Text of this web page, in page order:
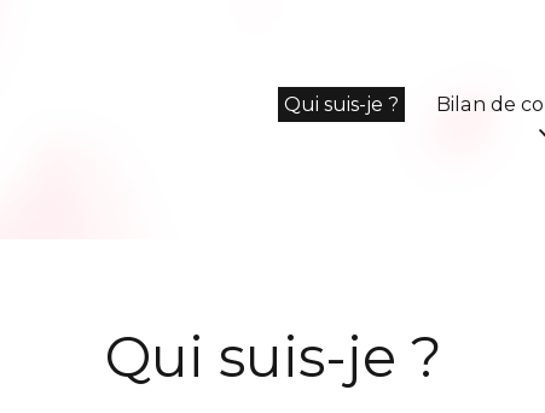
Qui suis-je ? Bilan de
Qui suis-je ?